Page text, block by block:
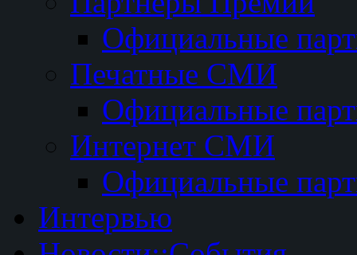
Официальные
Печатные СМИ
Официальные
Интернет СМИ
Официальные
Интервью